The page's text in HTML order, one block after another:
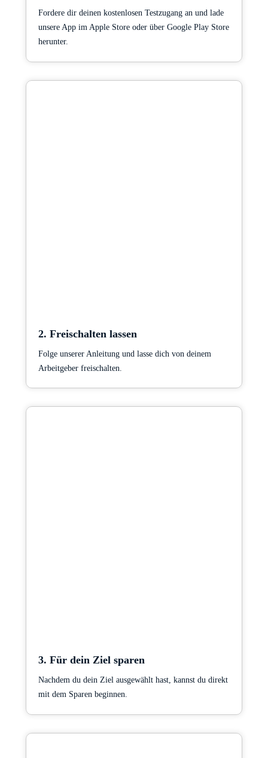
Fordere dir deinen kostenlosen Testzugang an und lade
unsere App im Apple Store oder über Google Play Store
herunter.
2. Freischalten lassen
Folge unserer Anleitung und lasse dich von deinem
Arbeitgeber freischalten.
3. Für dein Ziel sparen
Nachdem du dein Ziel ausgewählt hast, kannst du direkt
mit dem Sparen beginnen.